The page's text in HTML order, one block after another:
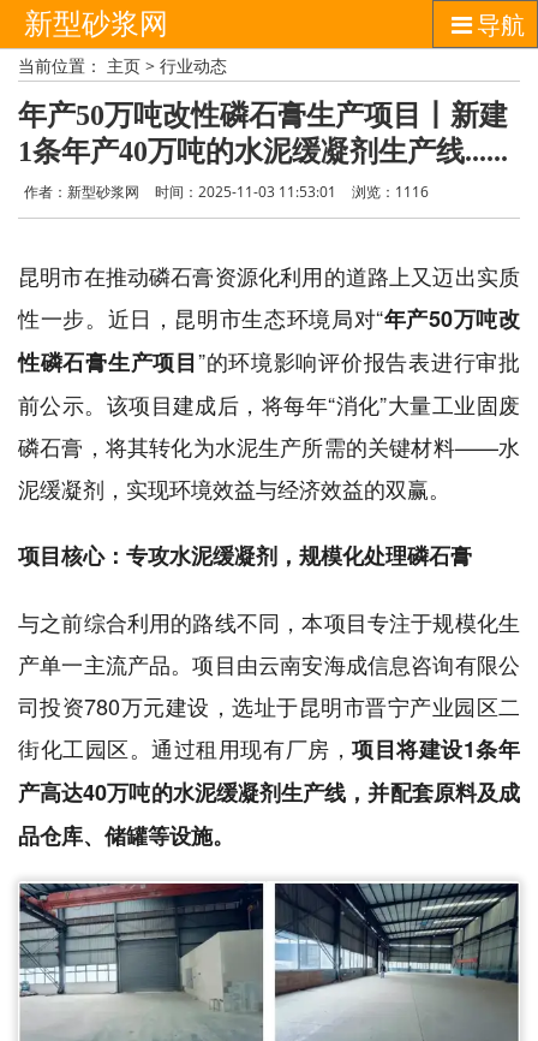
新型砂浆网 导航
当前位置： 主页 > 行业动态
年产50万吨改性磷石膏生产项目丨新建
1条年产40万吨的水泥缓凝剂生产线......
作者：新型砂浆网 时间：2025-11-03 11:53:01 浏览： 1116
昆明市在推动磷石膏资源化利用的道路上又迈出实质
性一步。近日，昆明市生态环境局对“年产50万吨改
性磷石膏生产项目”的环境影响评价报告表进行审批
前公示。该项目建成后，将每年“消化”大量工业固废
磷石膏，将其转化为水泥生产所需的关键材料——水
泥缓凝剂，实现环境效益与经济效益的双赢。
项目核心：专攻水泥缓凝剂，规模化处理磷石膏
与之前综合利用的路线不同，本项目专注于规模化生
产单一主流产品。项目由云南安海成信息咨询有限公
司投资780万元建设，选址于昆明市晋宁产业园区二
街化工园区。通过租用现有厂房，项目将建设1条年
产高达40万吨的水泥缓凝剂生产线，并配套原料及成
品仓库、储罐等设施。